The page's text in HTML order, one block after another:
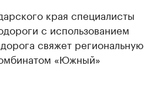
края специалисты
с использованием
свяжет региональную
«Южный»